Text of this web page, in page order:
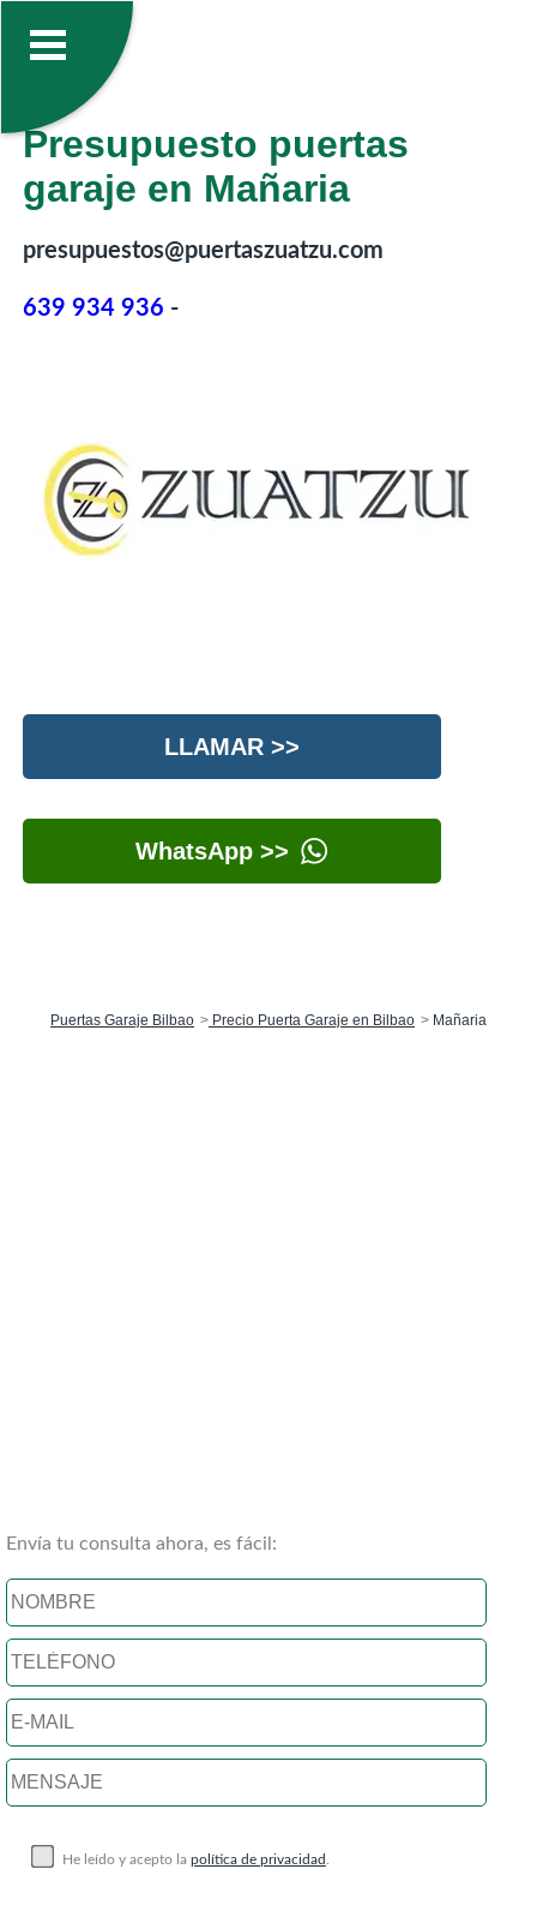
Presupuesto puertas
garaje en Mañaria
presupuestos@puertaszuatzu.com
639 934 936 -
LLAMAR >>
WhatsApp >>
Puertas Garaje Bilbao Precio Puerta Garaje en Bilbao Mañaria
Envía tu consulta ahora, es fácil:
He leído y acepto la política de privacidad